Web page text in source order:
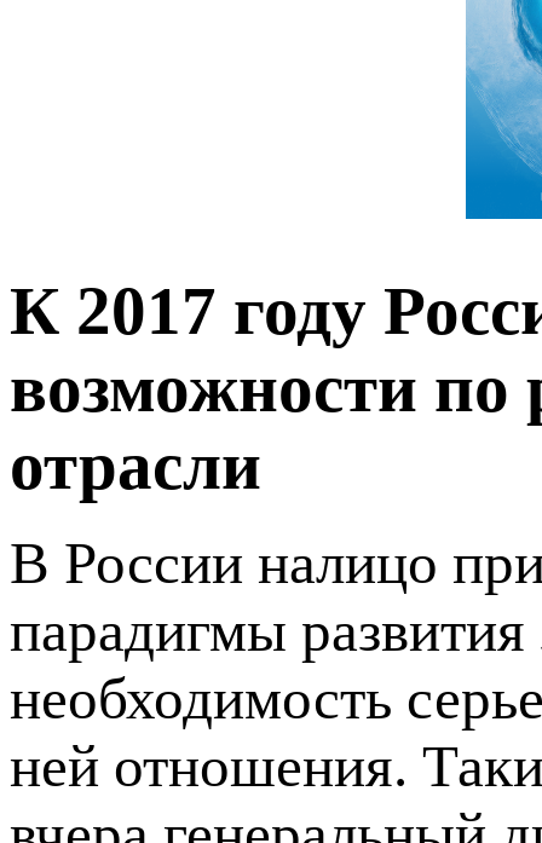
К 2017 году
возможности по
отрасли
В России налицо
парадигмы
необходимость
ней отношения.